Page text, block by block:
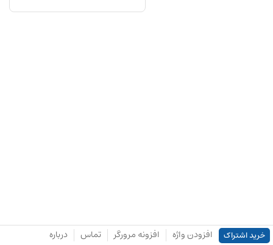
خرید اشتراک افزودن واژه افزونه مرورگر تماس درباره